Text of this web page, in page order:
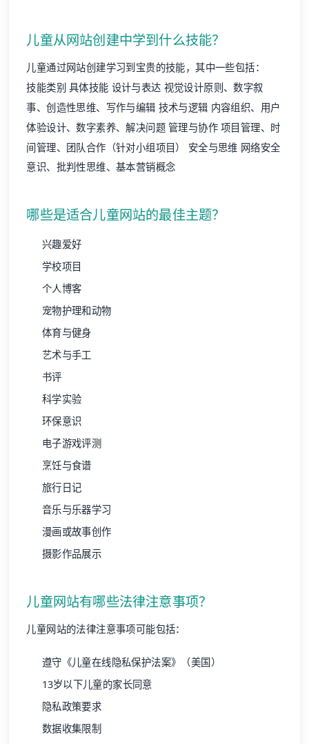
儿童从网站创建中学到什么技能？
儿童通过网站创建学习到宝贵的技能，其中一些包括：
技能类别 具体技能 设计与表达 视觉设计原则、数字叙
事、创造性思维、写作与编辑 技术与逻辑 内容组织、用户
体验设计、数字素养、解决问题 管理与协作 项目管理、时
间管理、团队合作（针对小组项目） 安全与思维 网络安全
意识、批判性思维、基本营销概念
哪些是适合儿童网站的最佳主题？
兴趣爱好
学校项目
个人博客
宠物护理和动物
体育与健身
艺术与手工
书评
科学实验
环保意识
电子游戏评测
烹饪与食谱
旅行日记
音乐与乐器学习
漫画或故事创作
摄影作品展示
儿童网站有哪些法律注意事项？
儿童网站的法律注意事项可能包括：
遵守《儿童在线隐私保护法案》（美国）
13岁以下儿童的家长同意
隐私政策要求
数据收集限制